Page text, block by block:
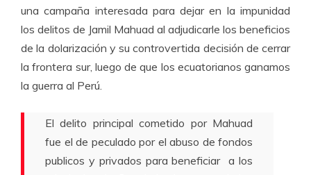
una campaña interesada para dejar en la impunidad
los delitos de Jamil Mahuad al adjudicarle los beneficios
de la dolarización y su controvertida decisión de cerrar
la frontera sur, luego de que los ecuatorianos ganamos
la guerra al Perú.
El delito principal cometido por Mahuad
fue el de peculado por el abuso de fondos
publicos y privados para beneficiar a los